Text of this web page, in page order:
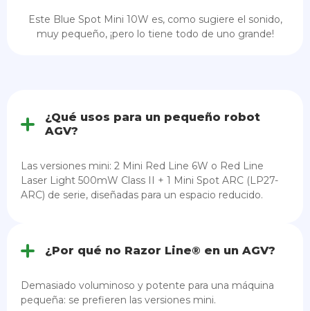
Este Blue Spot Mini 10W es, como sugiere el sonido,
muy pequeño, ¡pero lo tiene todo de uno grande!
¿Qué usos para un pequeño robot
AGV?
Las versiones mini: 2 Mini Red Line 6W o Red Line
Laser Light 500mW Class II + 1 Mini Spot ARC (LP27-
ARC) de serie, diseñadas para un espacio reducido.
¿Por qué no Razor Line® en un AGV?
Demasiado voluminoso y potente para una máquina
pequeña: se prefieren las versiones mini.